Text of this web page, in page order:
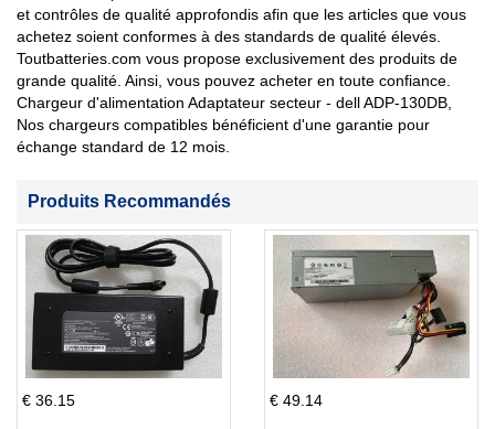
et contrôles de qualité approfondis afin que les articles que vous
achetez soient conformes à des standards de qualité élevés.
Toutbatteries.com vous propose exclusivement des produits de
grande qualité. Ainsi, vous pouvez acheter en toute confiance.
Chargeur d'alimentation Adaptateur secteur - dell ADP-130DB,
Nos chargeurs compatibles bénéficient d'une garantie pour
échange standard de 12 mois.
Produits Recommandés
€ 36.15 € 49.14